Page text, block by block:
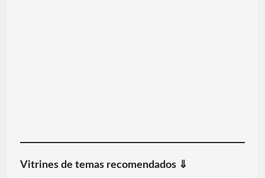
Vitrines de temas recomendados ⇓